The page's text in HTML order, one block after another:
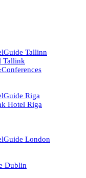
Tallinn
Tallink
Riga
Hotel Riga
London
Dublin